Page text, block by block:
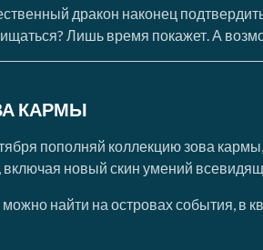
дракон наконец
Лишь время покажет. А
КАРМЫ
пополняй коллекцию зова
новый скин умений
найти на островах события, в